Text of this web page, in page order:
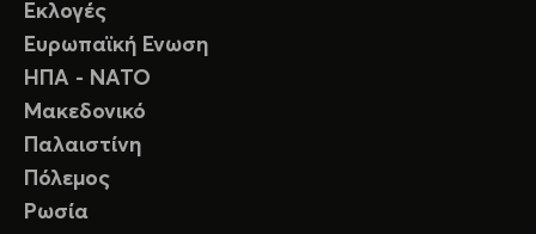
Εκλογές
Ευρωπαϊκή Ενωση
ΗΠΑ - ΝΑΤΟ
Μακεδονικό
Παλαιστίνη
Πόλεμος
Ρωσία